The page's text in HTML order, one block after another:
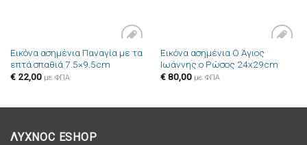
Πρόσθήκη
στην λίστα
Εικόνα ασημένια Παναγία με τα
επτά σπαθιά 7.5×9.5cm
€22,00 με ΦΠΑ
Πρόσθήκη
στην λίστα
Εικόνα ασημένια Ο Άγιος
Ιωάννης ο Ρώσος 24x29cm
€80,00 με ΦΠΑ
ΛΥΧΝΟC ESHOP